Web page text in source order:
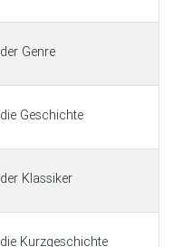
der Genre
die Geschichte
der Klassiker
die Kurzgeschichte